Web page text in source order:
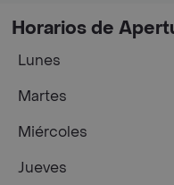
Horarios de
Lunes
Martes
Miércoles
Jueves